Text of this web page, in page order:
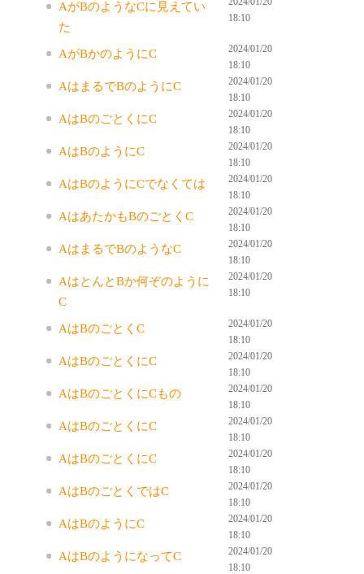
AがBのようなCに見えてい
た
18:10
AがBかのようにC
2024/01/20
18:10
AはまるでBのようにC
2024/01/20
18:10
AはBのごとくにC
2024/01/20
18:10
AはBのようにC
2024/01/20
18:10
AはBのようにCでなくては
2024/01/20
18:10
AはあたかもBのごとくC
2024/01/20
18:10
AはまるでBのようなC
2024/01/20
18:10
AはとんとBか何ぞのように
C
2024/01/20
18:10
AはBのごとくC
2024/01/20
18:10
AはBのごとくにC
2024/01/20
18:10
AはBのごとくにCもの
2024/01/20
18:10
AはBのごとくにC
2024/01/20
18:10
AはBのごとくにC
2024/01/20
18:10
AはBのごとくではC
2024/01/20
18:10
AはBのようにC
2024/01/20
18:10
AはBのようになってC
2024/01/20
18:10